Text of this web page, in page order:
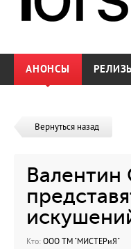
АНОНСЫ РЕЛИЗЫ
Вернуться назад
Кто: ООО ТМ "МИСТЕРиЯ"